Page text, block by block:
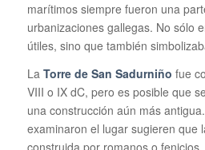
marítimos siempre fueron una
urbanizaciones gallegas. No sólo
útiles, sino que también
LaTorre de San Sadurniño fue
VIII o IX dC, pero es posible que
una construcción aún más
examinaron el lugar sugieren que